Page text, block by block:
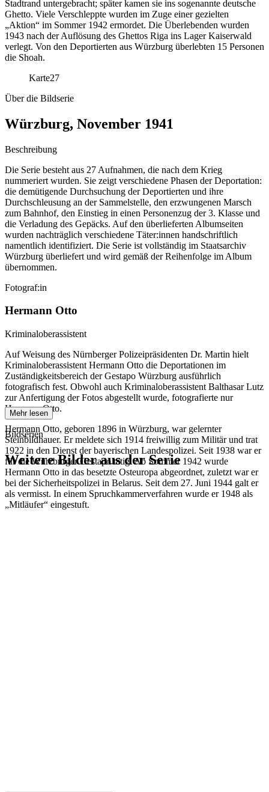
Stadtrand untergebracht; später kamen sie ins sogenannte deutsche
Ghetto. Viele Verschleppte wurden im Zuge einer gezielten
„Aktion“ im Sommer 1942 ermordet. Die Überlebenden wurden
1943 nach der Auflösung des Ghettos Riga ins Lager Kaiserwald
verlegt. Von den Deportierten aus Würzburg überlebten 15 Personen
die Shoah.
Karte27
Über die Bildserie
Würzburg, November 1941
Beschreibung
Die Serie besteht aus 27 Aufnahmen, die nach dem Krieg
nummeriert wurden. Sie zeigt verschiedene Phasen der Deportation:
die demütigende Durchsuchung der Deportierten und ihre
Durchschleusung an der Sammelstelle, den erzwungenen Marsch
zum Bahnhof, den Einstieg in einen Personenzug der 3. Klasse und
die Verladung des Gepäcks. Auf den überlieferten Albumseiten
wurden nachträglich verschiedene Täter:innen handschriftlich
namentlich identifiziert. Die Serie ist vollständig im Staatsarchiv
Würzburg überliefert und wird gemäß der Reihenfolge im Album
übernommen.
Fotograf:in
Hermann Otto
Kriminaloberassistent
Auf Weisung des Nürnberger Polizeipräsidenten Dr. Martin hielt
Kriminaloberassistent Hermann Otto die Deportationen im
Zuständigkeitsbereich der Gestapo Würzburg ausführlich
fotografisch fest. Obwohl auch Kriminaloberassistent Balthasar Lutz
zur Anfertigung der Fotos abgestellt wurde, fotografierte nur
Hermann Otto.
Hermann Otto, geboren 1896 in Würzburg, war gelernter
Steinbildhauer. Er meldete sich 1914 freiwillig zum Militär und trat
1922 in den Dienst der bayerischen Landespolizei. Seit 1938 war er
für die Würzburger Gestapo tätig. Ab Sommer 1942 wurde
Hermann Otto in das besetzte Osteuropa abgeordnet, zuletzt war er
bei der Sicherheitspolizei in Belarus. Seit dem 27. Juni 1944 galt er
als vermisst. In einem Spruchkammerverfahren wurde er 1948 als
„Mitläufer“ eingestuft.
Mehr lesen
Bildserien
Weitere Bilder aus der Serie
1941 Würzburg
1941 Würzburg
1941 Würzburg